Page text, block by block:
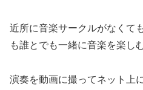
近所に音楽サークルがなくて
も誰とでも一緒に音楽を楽し
演奏を動画に撮ってネット上